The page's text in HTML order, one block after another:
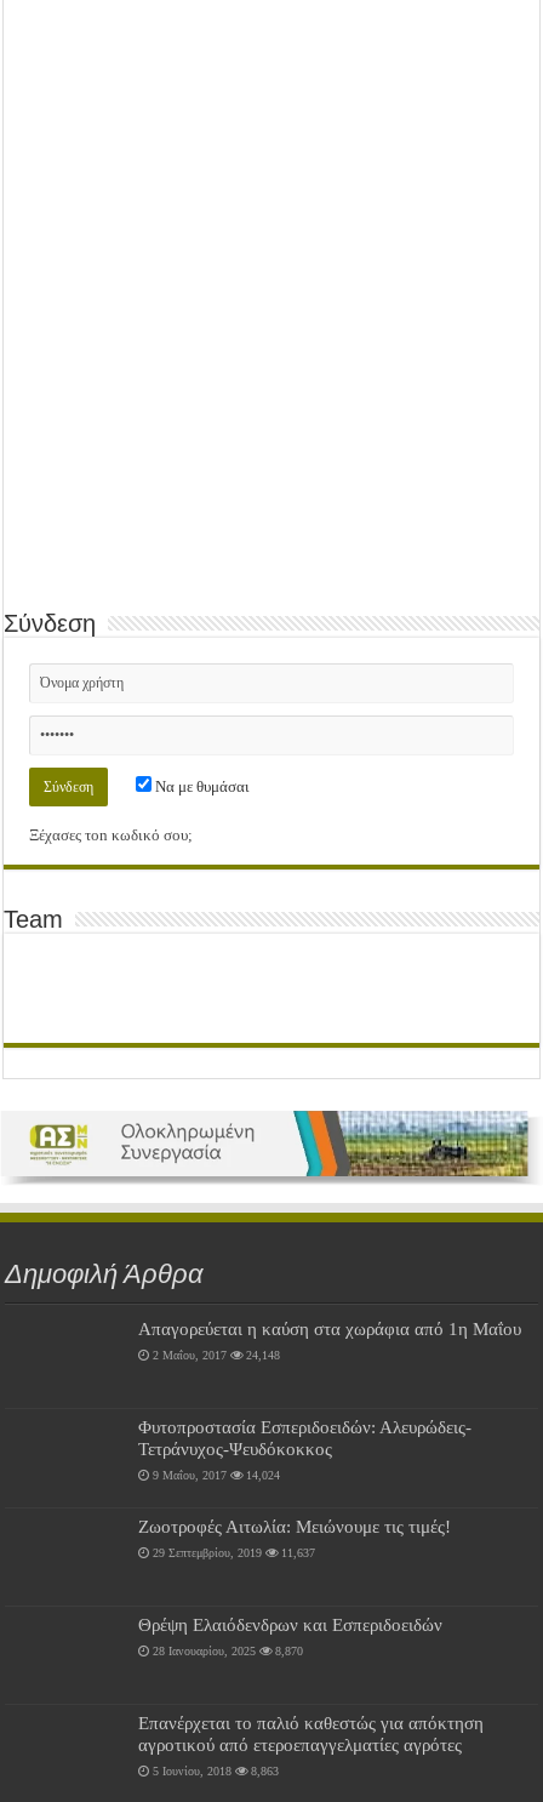
Σύνδεση
Να με θυμάσαι
Ξέχασες τοn κωδικό σου;
Team
Δημοφιλή Άρθρα
Απαγορεύεται η καύση στα χωράφια από 1η Μαΐου
2 Μαΐου, 2017 24,148
Φυτοπροστασία Εσπεριδοειδών: Αλευρώδεις-
Τετράνυχος-Ψευδόκοκκος
9 Μαΐου, 2017 14,024
Ζωοτροφές Αιτωλία: Μειώνουμε τις τιμές!
29 Σεπτεμβρίου, 2019 11,637
Θρέψη Ελαιόδενδρων και Εσπεριδοειδών
28 Ιανουαρίου, 2025 8,870
Επανέρχεται το παλιό καθεστώς για απόκτηση
αγροτικού από ετεροεπαγγελματίες αγρότες
5 Ιουνίου, 2018 8,863